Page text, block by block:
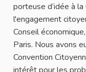
porteuse d’idée à
l'engagement
Conseil
Paris. Nous avons
Convention
intérêt pour les